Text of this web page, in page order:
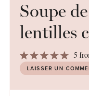
Soupe
lentilles
5
Stars
4
Stars
3
Stars
2
Stars
1
Star
5
LAISSER UN